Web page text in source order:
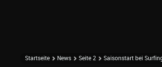
Startseite News Seite 2 Saisonstart bei